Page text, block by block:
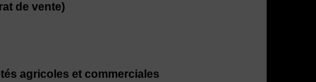
de vente)
agricoles et commerciales